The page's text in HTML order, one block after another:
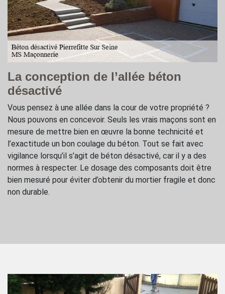
La conception de l’allée béton
désactivé
Vous pensez à une allée dans la cour de votre propriété ?
Nous pouvons en concevoir. Seuls les vrais maçons sont en
mesure de mettre bien en œuvre la bonne technicité et
l’exactitude un bon coulage du béton. Tout se fait avec
vigilance lorsqu’il s’agit de béton désactivé, car il y a des
normes à respecter. Le dosage des composants doit être
bien mesuré pour éviter d’obtenir du mortier fragile et donc
non durable.